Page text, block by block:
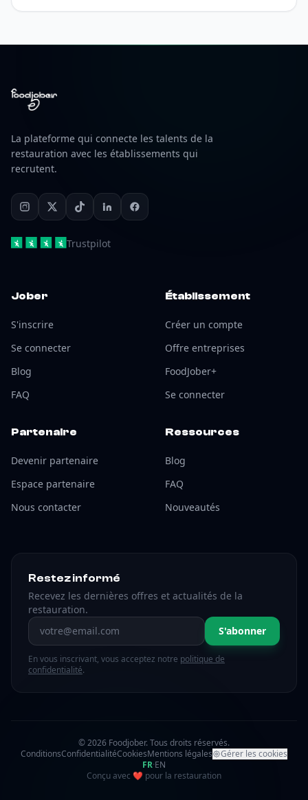
La plateforme qui connecte les talents de la
restauration avec les établissements qui
recrutent.
Trustpilot
Jober
S'inscrire
Se connecter
Blog
FAQ
Établissement
Créer un compte
Offre entreprises
FoodJober+
Se connecter
Partenaire
Devenir partenaire
Espace partenaire
Nous contacter
Ressources
Blog
FAQ
Nouveautés
Restez informé
Recevez les dernières offres et actualités de la
restauration.
Adresse email S'abonner
En vous inscrivant, vous acceptez notre politique de
confidentialité.
© 2026 Foodjober. Tous droits réservés.
ConditionsConfidentialitéCookiesMentions légales
Gérer les cookies
FR·EN
Conçu avec ❤ amour
pour la restauration